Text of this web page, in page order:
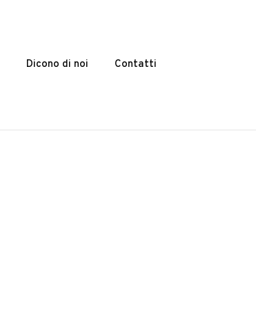
Dicono di noi Contatti